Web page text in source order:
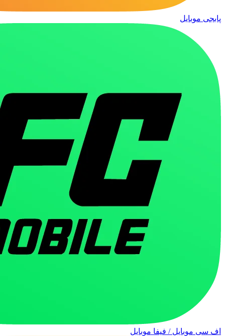
پابجی موبایل
اف سی موبایل / فیفا موبایل